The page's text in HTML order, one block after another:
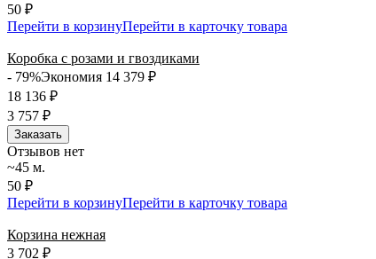
50 ₽
Перейти в корзинуПерейти в карточку товара
Коробка с розами и гвоздиками
- 79%Экономия 14 379 ₽
18 136 ₽
3 757 ₽
Заказать
Отзывов нет
~45 м.
50 ₽
Перейти в корзинуПерейти в карточку товара
Корзина нежная
3 702 ₽